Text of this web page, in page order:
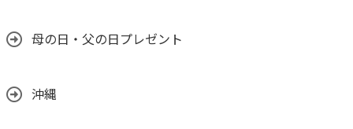
母の日・父の日プレゼント
沖縄